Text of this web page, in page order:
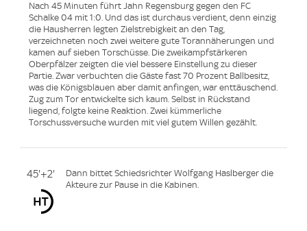
Nach 45 Minuten führt Jahn Regensburg gegen den FC
Schalke 04 mit 1:0. Und das ist durchaus verdient, denn einzig
die Hausherren legten Zielstrebigkeit an den Tag,
verzeichneten noch zwei weitere gute Torannäherungen und
kamen auf sieben Torschüsse. Die zweikampfstärkeren
Oberpfälzer zeigten die viel bessere Einstellung zu dieser
Partie. Zwar verbuchten die Gäste fast 70 Prozent Ballbesitz,
was die Königsblauen aber damit anfingen, war enttäuschend.
Zug zum Tor entwickelte sich kaum. Selbst in Rückstand
liegend, folgte keine Reaktion. Zwei kümmerliche
Torschussversuche wurden mit viel gutem Willen gezählt.
45'+2'
Dann bittet Schiedsrichter Wolfgang Haslberger die
Akteure zur Pause in die Kabinen.